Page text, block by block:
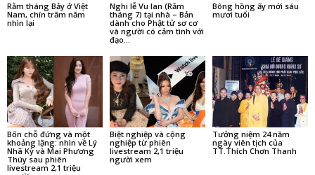
Rằm tháng Bảy ở Việt
Nam, chín trăm năm
nhìn lại
Nghi lễ Vu lan (Rằm
tháng 7) tại nhà – Bản
dành cho Phật tử sơ cơ
và người có cảm tình với
đạo...
Bông hồng ấy mới sáu
mươi tuổi
Bốn chỗ đứng và một
khoảng lặng: nhìn về Lý
Nhã Kỳ và Mai Phương
Thúy sau phiên
livestream 2,1 triệu
Biệt nghiệp và cộng
nghiệp từ phiên
livestream 2,1 triệu
người xem
Tưởng niệm 24 năm
ngày viên tịch của
TT.Thích Chơn Thanh